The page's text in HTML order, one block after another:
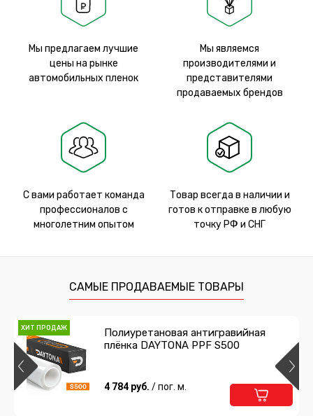
Мы предлагаем лучшие
цены на рынке
автомобильных пленок
Мы являемся
производителями и
представителями
продаваемых брендов
С вами работает команда
профессионалов с
многолетним опытом
Товар всегда в наличии и
готов к отправке в любую
точку РФ и СНГ
САМЫЕ ПРОДАВАЕМЫЕ ТОВАРЫ
ХИТ ПРОДАЖ
Полиуретановая антигравийная
плёнка DAYTONA PPF S500
4 784 руб. / пог. м.